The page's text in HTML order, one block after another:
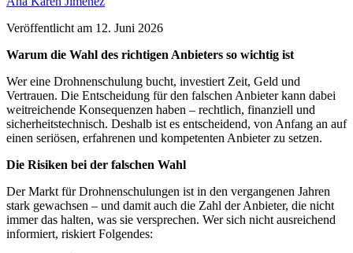
Veröffentlicht am 12. Juni 2026
Warum die Wahl des richtigen Anbieters so wichtig ist
Wer eine Drohnenschulung bucht, investiert Zeit, Geld und
Vertrauen. Die Entscheidung für den falschen Anbieter kann dabei
weitreichende Konsequenzen haben – rechtlich, finanziell und
sicherheitstechnisch. Deshalb ist es entscheidend, von Anfang an auf
einen seriösen, erfahrenen und kompetenten Anbieter zu setzen.
Die Risiken bei der falschen Wahl
Der Markt für Drohnenschulungen ist in den vergangenen Jahren
stark gewachsen – und damit auch die Zahl der Anbieter, die nicht
immer das halten, was sie versprechen. Wer sich nicht ausreichend
informiert, riskiert Folgendes: